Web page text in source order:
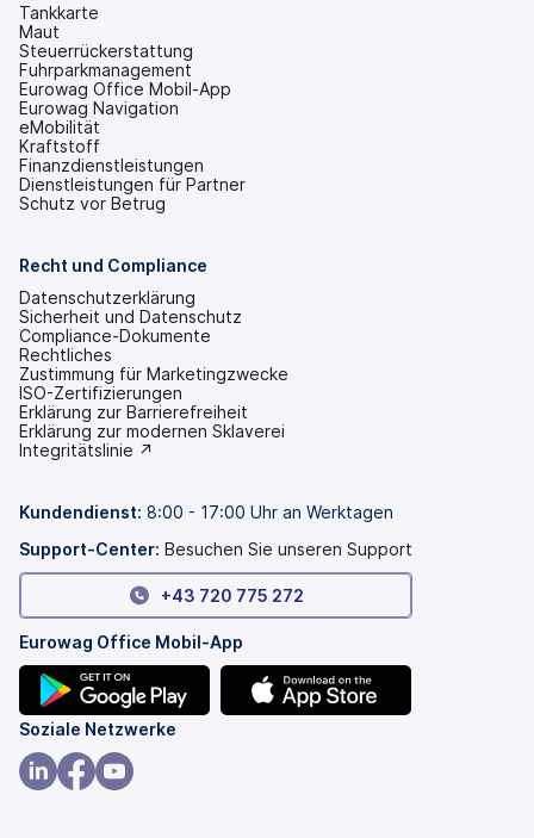
Tankkarte
Maut
Steuerrückerstattung
Fuhrparkmanagement
Eurowag Office Mobil-App
Eurowag Navigation
eMobilität
Kraftstoff
Finanzdienstleistungen
Dienstleistungen für Partner
Schutz vor Betrug
Recht und Compliance
Datenschutzerklärung
Sicherheit und Datenschutz
Compliance-Dokumente
Rechtliches
Zustimmung für Marketingzwecke
ISO-Zertifizierungen
Erklärung zur Barrierefreiheit
(wird
in
Tab
Erklärung zur modernen Sklaverei
(wird
neuen
geöffnet)
Integritätslinie ↗
Kundendienst: 8:00 - 17:00 Uhr an Werktagen
Support-Center: Besuchen Sie unseren Support
+43 720 775 272
Eurowag Office Mobil-App
(wird
in
einem
Soziale Netzwerke